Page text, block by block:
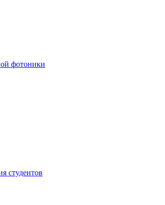
фотоники
студентов